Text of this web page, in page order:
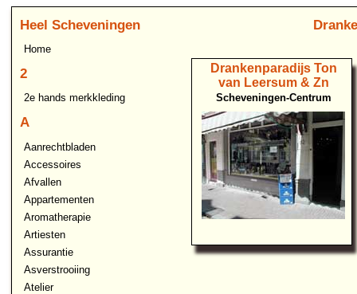
Heel Scheveningen
Home
2
2e hands merkkleding
A
Aanrechtbladen
Accessoires
Afvallen
Appartementen
Aromatherapie
Artiesten
Assurantie
Asverstrooiing
Atelier
Drankenparadijs Ton
van Leersum & Zn
Scheveningen-Centrum